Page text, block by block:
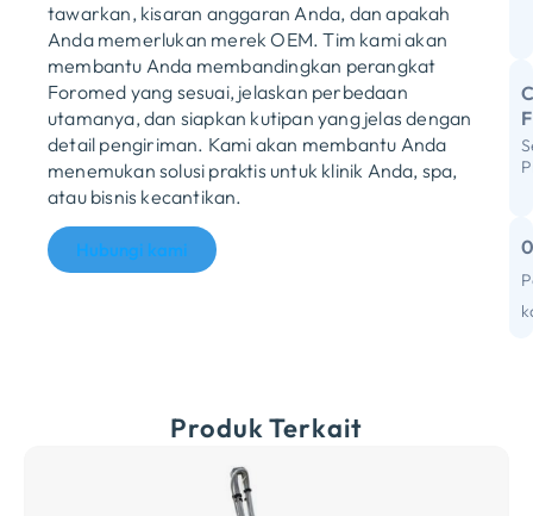
tawarkan, kisaran anggaran Anda, dan apakah
Anda memerlukan merek OEM. Tim kami akan
membantu Anda membandingkan perangkat
Foromed yang sesuai, jelaskan perbedaan
utamanya, dan siapkan kutipan yang jelas dengan
detail pengiriman. Kami akan membantu Anda
menemukan solusi praktis untuk klinik Anda, spa,
atau bisnis kecantikan.
Hubungi kami
Produk Terkait